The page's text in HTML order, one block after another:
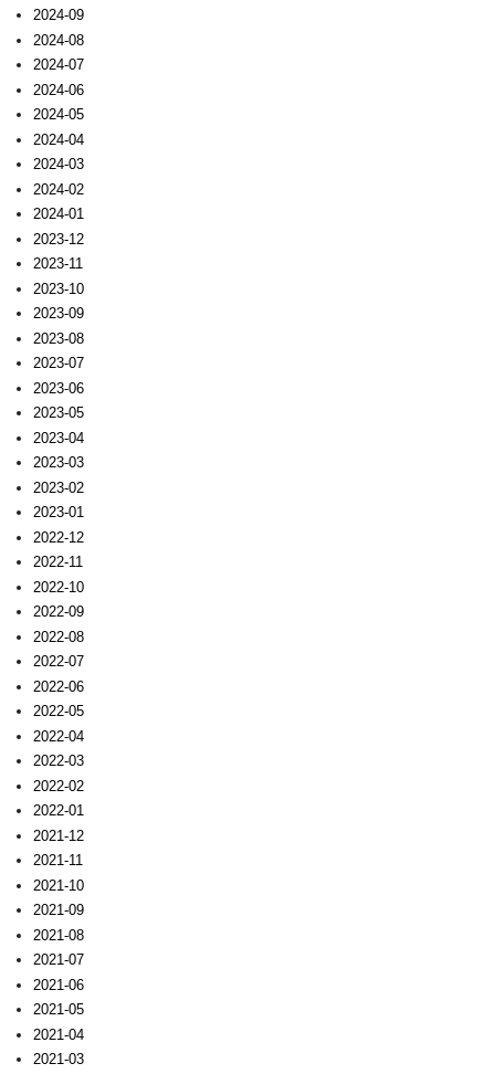
2024-09
2024-08
2024-07
2024-06
2024-05
2024-04
2024-03
2024-02
2024-01
2023-12
2023-11
2023-10
2023-09
2023-08
2023-07
2023-06
2023-05
2023-04
2023-03
2023-02
2023-01
2022-12
2022-11
2022-10
2022-09
2022-08
2022-07
2022-06
2022-05
2022-04
2022-03
2022-02
2022-01
2021-12
2021-11
2021-10
2021-09
2021-08
2021-07
2021-06
2021-05
2021-04
2021-03